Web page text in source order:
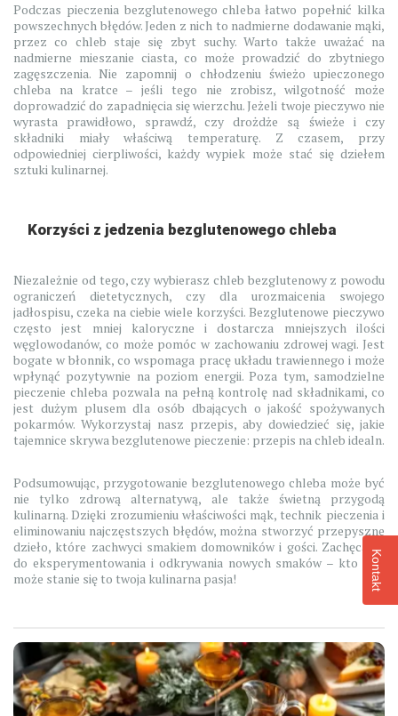
Podczas pieczenia bezglutenowego chleba łatwo popełnić kilka
powszechnych błędów. Jeden z nich to nadmierne dodawanie mąki,
przez co chleb staje się zbyt suchy. Warto także uważać na
nadmierne mieszanie ciasta, co może prowadzić do zbytniego
zagęszczenia. Nie zapomnij o chłodzeniu świeżo upieczonego
chleba na kratce – jeśli tego nie zrobisz, wilgotność może
doprowadzić do zapadnięcia się wierzchu. Jeżeli twoje pieczywo nie
wyrasta prawidłowo, sprawdź, czy drożdże są świeże i czy
składniki miały właściwą temperaturę. Z czasem, przy
odpowiedniej cierpliwości, każdy wypiek może stać się dziełem
sztuki kulinarnej.
Korzyści z jedzenia bezglutenowego chleba
Niezależnie od tego, czy wybierasz chleb bezglutenowy z powodu
ograniczeń dietetycznych, czy dla urozmaicenia swojego
jadłospisu, czeka na ciebie wiele korzyści. Bezglutenowe pieczywo
często jest mniej kaloryczne i dostarcza mniejszych ilości
węglowodanów, co może pomóc w zachowaniu zdrowej wagi. Jest
bogate w błonnik, co wspomaga pracę układu trawiennego i może
wpłynąć pozytywnie na poziom energii. Poza tym, samodzielne
pieczenie chleba pozwala na pełną kontrolę nad składnikami, co
jest dużym plusem dla osób dbających o jakość spożywanych
pokarmów. Wykorzystaj nasz przepis, aby dowiedzieć się, jakie
tajemnice skrywa bezglutenowe pieczenie: przepis na chleb idealn.
Podsumowując, przygotowanie bezglutenowego chleba może być
nie tylko zdrową alternatywą, ale także świetną przygodą
kulinarną. Dzięki zrozumieniu właściwości mąk, technik pieczenia i
eliminowaniu najczęstszych błędów, można stworzyć przepyszne
dzieło, które zachwyci smakiem domowników i gości. Zachęcamy
do eksperymentowania i odkrywania nowych smaków – kto wie,
może stanie się to twoja kulinarna pasja!
Kontakt